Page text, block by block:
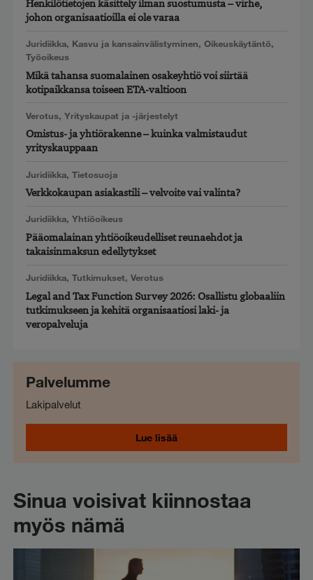
Henkilötietojen käsittely ilman suostumusta – virhe,
johon organisaatioilla ei ole varaa
Juridiikka, Kasvu ja kansainvälistyminen, Oikeuskäytäntö,
Työoikeus
Mikä tahansa suomalainen osakeyhtiö voi siirtää
kotipaikkansa toiseen ETA-valtioon
Verotus, Yrityskaupat ja -järjestelyt
Omistus- ja yhtiörakenne – kuinka valmistaudut
yrityskauppaan
Juridiikka, Tietosuoja
Verkkokaupan asiakastili – velvoite vai valinta?
Juridiikka, Yhtiöoikeus
Pääomalainan yhtiöoikeudelliset reunaehdot ja
takaisinmaksun edellytykset
Juridiikka, Tutkimukset, Verotus
Legal and Tax Function Survey 2026: Osallistu globaaliin
tutkimukseen ja kehitä organisaatiosi laki- ja
veropalveluja
Palvelumme
Lakipalvelut
Lue lisää
Sinua voisivat kiinnostaa
myös nämä